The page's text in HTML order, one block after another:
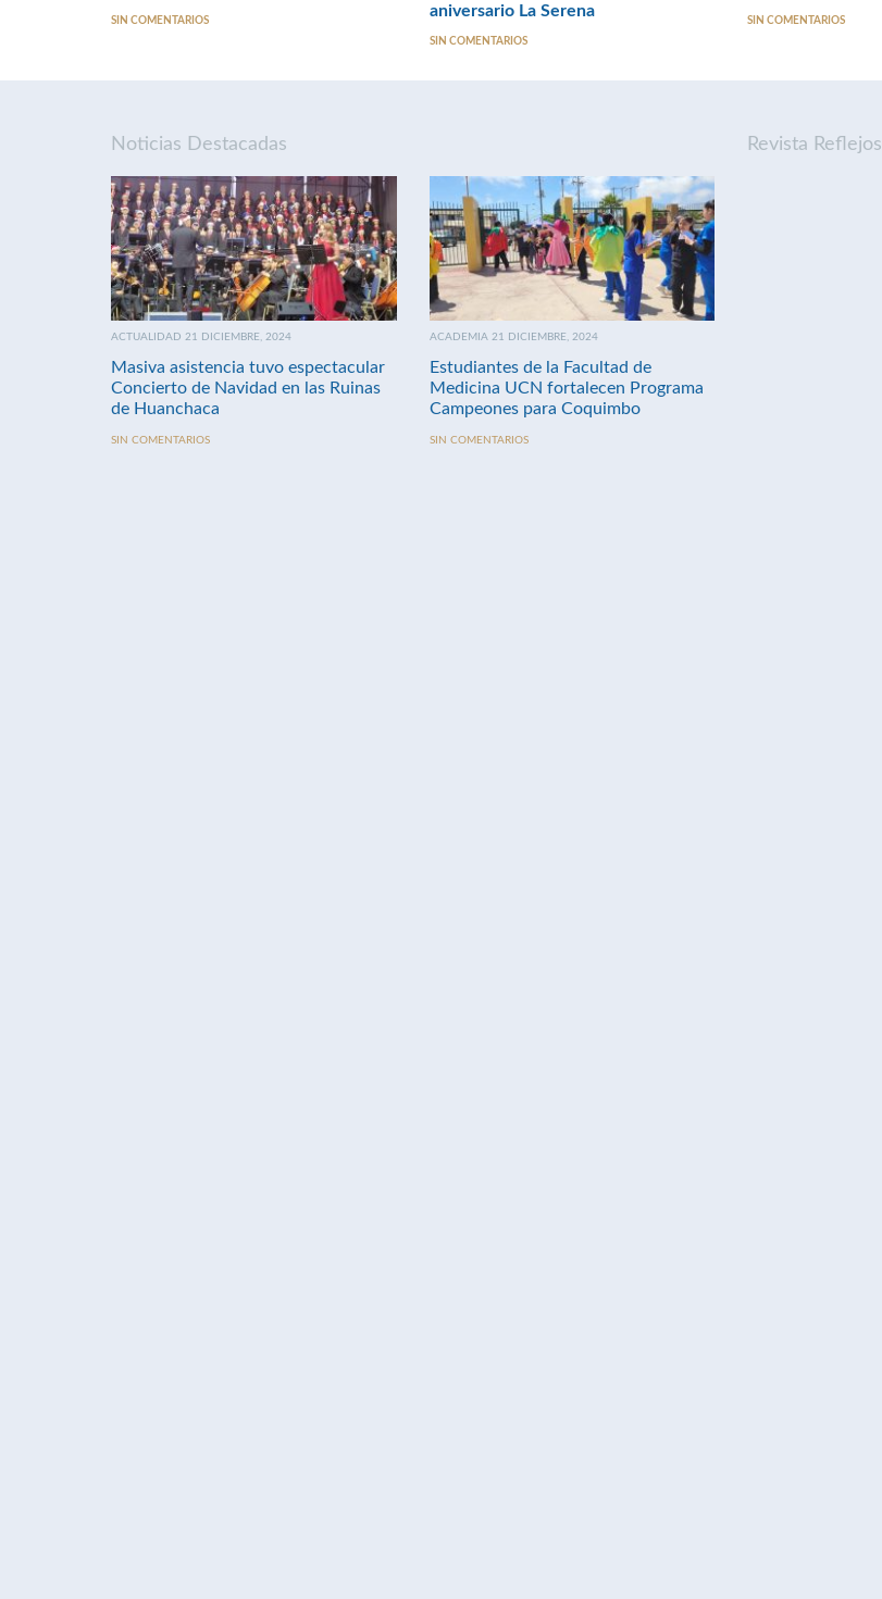
SIN COMENTARIOS
aniversario La Serena
SIN COMENTARIOS
SIN COMENTARIOS
Noticias Destacadas
ACTUALIDAD 21 DICIEMBRE, 2024
Masiva asistencia tuvo espectacular
Concierto de Navidad en las Ruinas
de Huanchaca
SIN COMENTARIOS
ACADEMIA 21 DICIEMBRE, 2024
Estudiantes de la Facultad de
Medicina UCN fortalecen Programa
Campeones para Coquimbo
SIN COMENTARIOS
Revista Reflejos